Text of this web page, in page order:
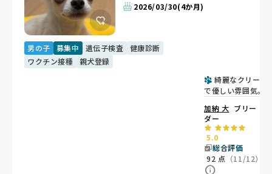
2026/03/30(4か月)
男の子 募集中 遺伝子検査
健康診断
ワクチン接種
親犬登録
綺麗なクリーム
で優しい雰囲気。
加納 大 ブリー
ダー
5.0
総合評価
92 点 （11/12）